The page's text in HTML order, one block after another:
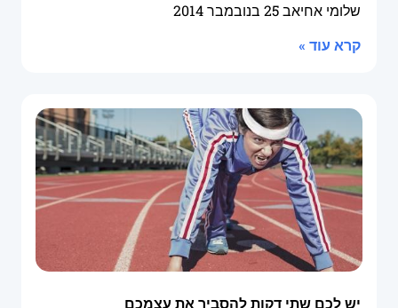
שלומי אחיאב25 בנובמבר 2014
קרא עוד »
יש לכם שתי דקות להסביר את עצמכם